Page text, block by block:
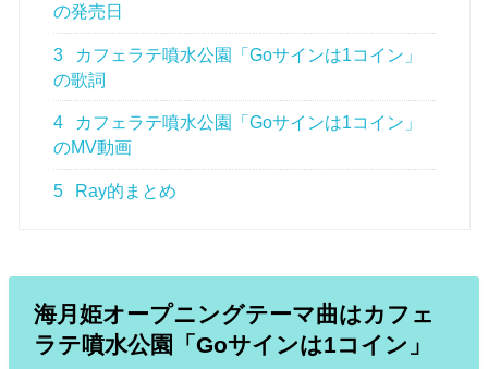
の発売日
3
カフェラテ噴水公園「Goサインは1コイン」
の歌詞
4
カフェラテ噴水公園「Goサインは1コイン」
のMV動画
5 Ray的まとめ
海月姫オープニングテーマ曲はカフェ
ラテ噴水公園「Goサインは1コイン」